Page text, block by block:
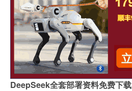
DeepSeek全套部署资料免费下载